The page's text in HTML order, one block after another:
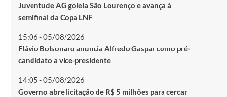
Juventude AG goleia São Lourenço e avança à
semifinal da Copa LNF
15:06 - 05/08/2026
Flávio Bolsonaro anuncia Alfredo Gaspar como pré-
candidato a vice-presidente
14:05 - 05/08/2026
Governo abre licitação de R$ 5 milhões para cercar